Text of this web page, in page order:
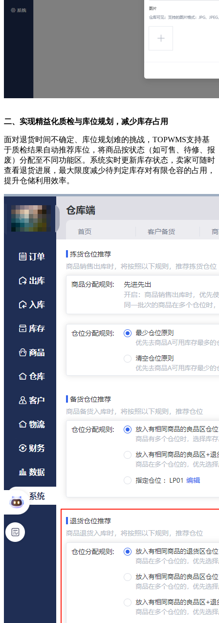
二、实现精益化质检与库位规划，减少库存占用
面对退货时间不确定、库位规划难的挑战， TOPWMS支持基
于质检结果自动推荐库位，将商品按状态（如可售、待修、报
废）分配至不同功能区。系统实时更新库存状态，卖家可随时
查看退货进展，最大限度减少待判定库存对有限仓容的占用，
提升仓储利用效率。